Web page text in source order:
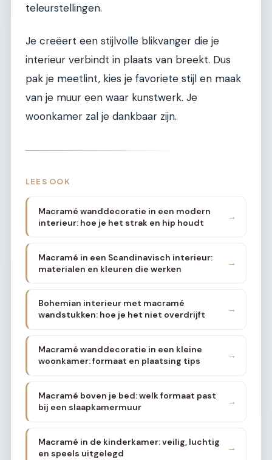
teleurstellingen.
Je creëert een stijlvolle blikvanger die je
interieur verbindt in plaats van breekt. Dus
pak je meetlint, kies je favoriete stijl en maak
van je muur een waar kunstwerk. Je
woonkamer zal je dankbaar zijn.
LEES OOK
Macramé wanddecoratie in een modern
interieur: hoe je het strak en hip houdt
→
Macramé in een Scandinavisch interieur:
materialen en kleuren die werken
→
Bohemian interieur met macramé
wandstukken: hoe je het niet overdrijft
→
Macramé wanddecoratie in een kleine
woonkamer: formaat en plaatsing tips
→
Macramé boven je bed: welk formaat past
bij een slaapkamermuur
→
Macramé in de kinderkamer: veilig, luchtig
en speels uitgelegd
→